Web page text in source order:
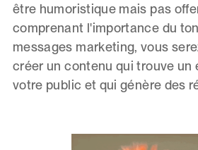
être humoristique mais pas
comprenant l'importance du
messages marketing, vous
créer un contenu qui trouve un
votre public et qui génère des